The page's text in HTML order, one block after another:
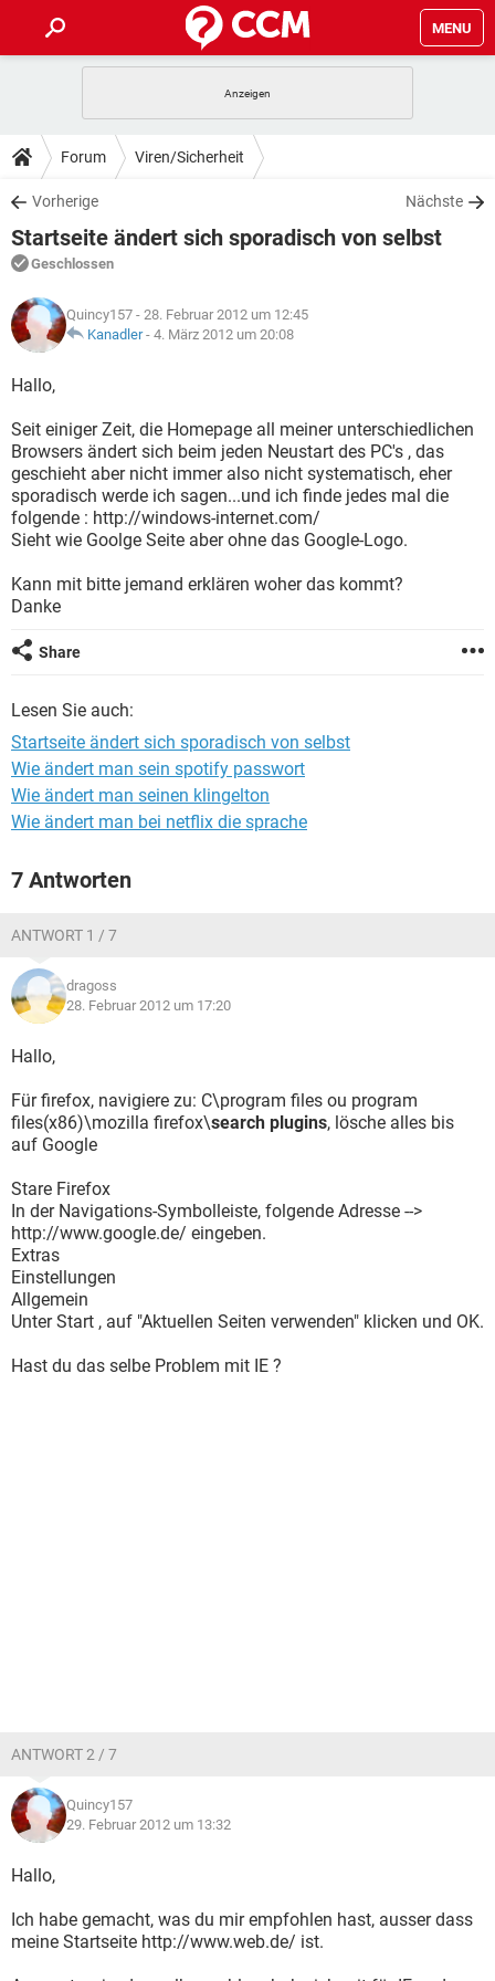
MENU
ANDROID
WINDOWS 10
WHATSAPP TIKTOK
FACEBOOK
TIPPS & TRICKS
SPIELE
WINDOWS 10
WHATSAPP
FACEBOOK HARDWARE
DOWNLOADS
SPIELE STREAMING
ANDROID
WINDOWS 10 INSTAGRAM
WHATSAPP
FACEBOOK
FORUM
SPIELE
ANDROID IOS
FACEBOOK HARDWARE
LEXIKON
SPIELE
ANDROID
WINDOWS 10 INSTAGRAM
WHATSAPP TIKTOK
FACEBOOK HARDWARE
Forum Viren/Sicherheit
Vorherige Nächste
Startseite ändert sich sporadisch von selbst
Geschlossen
Quincy157 - 28. Februar 2012 um 12:45
Kanadler- 4. März 2012 um 20:08
Hallo,
Seit einiger Zeit, die Homepage all meiner unterschiedlichen
Browsers ändert sich beim jeden Neustart des PC's , das
geschieht aber nicht immer also nicht systematisch, eher
sporadisch werde ich sagen...und ich finde jedes mal die
folgende : http://windows-internet.com/
Sieht wie Goolge Seite aber ohne das Google-Logo.
Kann mit bitte jemand erklären woher das kommt?
Danke
Share
Lesen Sie auch:
Startseite ändert sich sporadisch von selbst
Wie ändert man sein spotify passwort
Wie ändert man seinen klingelton
Wie ändert man bei netflix die sprache
7 Antworten
ANTWORT 1 / 7
dragoss
28. Februar 2012 um 17:20
Hallo,
Für firefox, navigiere zu: C\program files ou program
files(x86)\mozilla firefox\search plugins, lösche alles bis
auf Google
Stare Firefox
In der Navigations-Symbolleiste, folgende Adresse -->
http://www.google.de/ eingeben.
Extras
Einstellungen
Allgemein
Unter Start , auf "Aktuellen Seiten verwenden" klicken und OK.
Hast du das selbe Problem mit IE ?
ANTWORT 2 / 7
Quincy157
29. Februar 2012 um 13:32
Hallo,
Ich habe gemacht, was du mir empfohlen hast, ausser dass
meine Startseite http://www.web.de/ ist.